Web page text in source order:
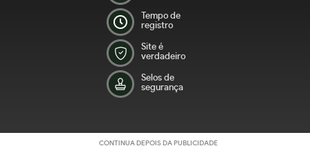
Tempo de
registro
Site é
verdadeiro
Selos de
segurança
CONTINUA DEPOIS DA PUBLICIDADE